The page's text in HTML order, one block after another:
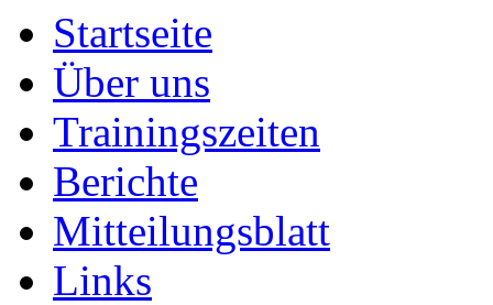
Startseite
Über uns
Trainingszeiten
Berichte
Mitteilungsblatt
Links